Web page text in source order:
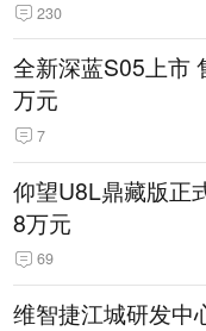
230
全新深蓝S05上市
万元
7
仰望U8L鼎藏版正
8万元
69
维智捷江城研发中